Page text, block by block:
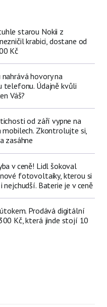
starou Nokii z
krabici, dostane od
Kč
hovory na
telefonu. Údajně kvůli
Váš?
od září vypne na
Zkontrolujte si,
zasáhne
v ceně! Lidl šokoval
fotovoltaiky, kterou si
Baterie je v ceně
Prodává digitální
Kč, která jinde stojí 10